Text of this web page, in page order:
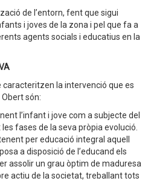
de l’entorn, fent que sigui
i joves de la zona i pel que fa a
agents socials i educatius en la
caracteritzen la intervenció que es
són:
l’infant i jove com a subjecte del
fases de la seva pròpia evolució.
per educació integral aquell
a disposició de l’educand els
assolir un grau òptim de maduresa
actiu de la societat, treballant tots